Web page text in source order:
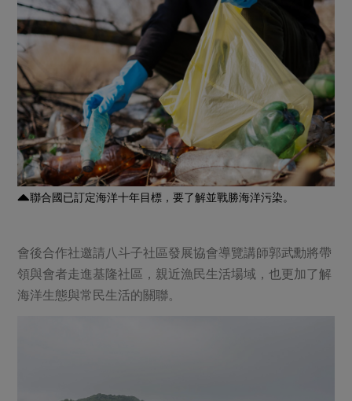
聯合國已訂定海洋十年目標，要了解並戰勝海洋污染。
會後合作社邀請八斗子社區發展協會導覽講師郭武勳將帶
領與會者走進基隆社區，親近漁民生活場域，也更加了解
海洋生態與常民生活的關聯。